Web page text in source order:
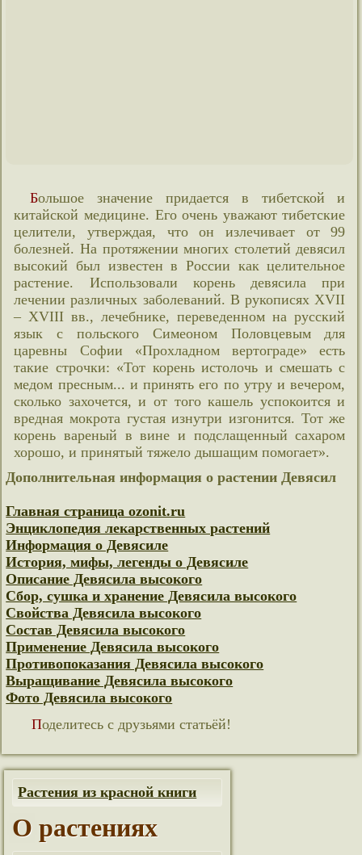
Большое значение придается в тибетской и
китайской медицине. Его очень уважают тибетские
целители, утверждая, что он излечивает от 99
болезней. На протяжении многих столетий девясил
высокий был известен в России как целительное
растение. Использовали корень девясила при
лечении различных заболеваний. В рукописях XVII
– XVIII вв., лечебнике, переведенном на русский
язык с польского Симеоном Половцевым для
царевны Софии «Прохладном вертограде» есть
такие строчки: «Тот корень истолочь и смешать с
медом пресным... и принять его по утру и вечером,
сколько захочется, и от того кашель успокоится и
вредная мокрота густая изнутри изгонится. Тот же
корень вареный в вине и подслащенный сахаром
хорошо, и принятый тяжело дышащим помогает».
Дополнительная информация о растении Девясил
Главная страница ozonit.ru
Энциклопедия лекарственных растений
Информация о Девясиле
История, мифы, легенды о Девясиле
Описание Девясила высокого
Сбор, сушка и хранение Девясила высокого
Свойства Девясила высокого
Состав Девясила высокого
Применение Девясила высокого
Противопоказания Девясила высокого
Выращивание Девясила высокого
Фото Девясила высокого
Поделитесь с друзьями статьёй!
Растения из красной книги
О растениях